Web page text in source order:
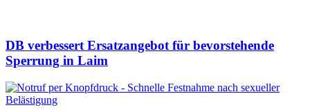
DB verbessert Ersatzangebot für bevorstehende
Sperrung in Laim